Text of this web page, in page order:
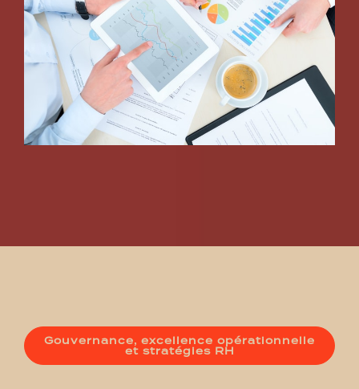
Gouvernance, excellence opérationnelle
et stratégies RH